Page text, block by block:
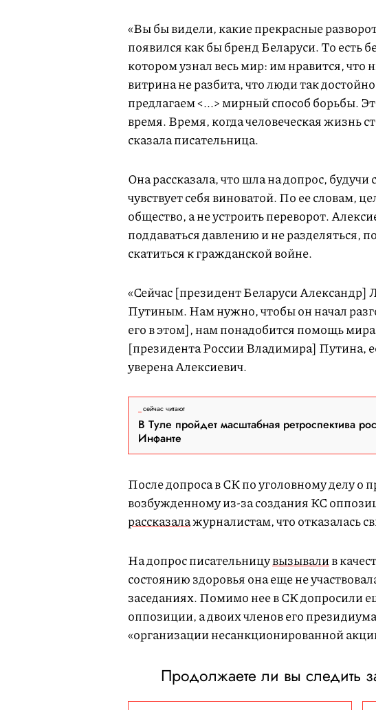
«Вы бы видели, какие прекрасные
появился как бы бренд Беларуси. То есть
котором узнал весь мир: им нравится, что
витрина не разбита, что люди так
предлагаем <...> мирный способ борьбы.
время. Время, когда человеческая жизнь
сказала писательница.
Она рассказала, что шла на допрос,
чувствует себя виноватой. По ее словам,
общество, а не устроить переворот.
поддаваться давлению и не разделяться,
скатиться к гражданской войне.
«Сейчас [президент Беларуси Александр]
Путиным. Нам нужно, чтобы он начал
его в этом], нам понадобится помощь
[президента России Владимира] Путина,
уверена Алексиевич.
сейчас читают
В Туле пройдет масштабная ретроспектива
Инфанте
После допроса в СК по уголовному делу о
возбужденному из-за создания КС
рассказалажурналистам, что отказалась
На допрос писательницувызывалив
состоянию здоровья она еще не
заседаниях. Помимо нее в СК допросили
оппозиции, а двоих членов его
«организации несанкционированной
Продолжаете ли вы следить